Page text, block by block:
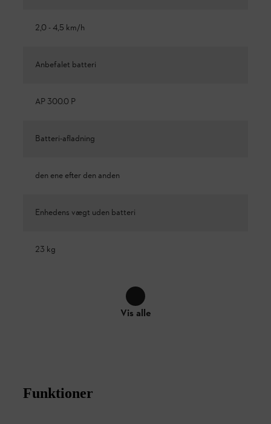
2,0 - 4,5 km/h
Anbefalet batteri
AP 300.0 P
Batteri-afladning
den ene efter den anden
Enhedens vægt uden batteri
23 kg
Vis alle
Funktioner